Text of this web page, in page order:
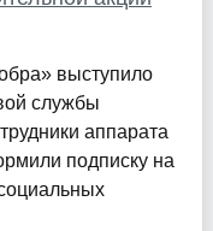
выступило
службы
аппарата
подписку на